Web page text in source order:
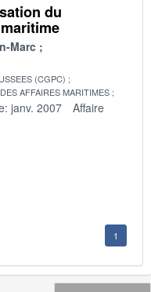
du
Marc
(CGPC)
AFFAIRES MARITIMES
janv. 2007
Affaire
1